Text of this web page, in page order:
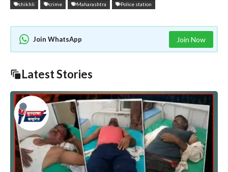
chikhli crime Maharashtra Police station
Join WhatsApp Join Now
Latest Stories